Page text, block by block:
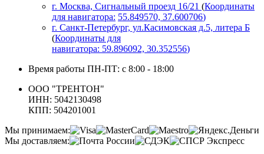
г. Москва, Сигнальный проезд 16/21 (Координаты
для навигатора: 55.849570, 37.600706)
г. Санкт-Петербург, ул.Касимовская д.5, литера Б
(Координаты для
навигатора: 59.896092, 30.352556)
Время работы ПН-ПТ: с 8:00 - 18:00
ООО "ТРЕНТОН"
ИНН: 5042130498
КПП: 504201001
Мы принимаем:
Мы доставляем: